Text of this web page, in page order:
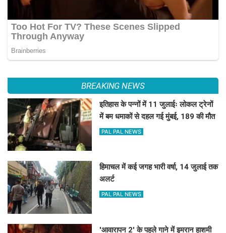
BREAKING NEWS
इतिहास के पन्नों में 11 जुलाईः लोकल ट्रेनों
में बम धमाकों से दहल गई मुंबई, 189 की मौत
PAL PAL NEWS
हिमाचल में कई जगह भारी वर्षा, 14 जुलाई तक
अलर्ट
PAL PAL NEWS
'आवारापन 2' के पहले गाने में इमरान हाशमी